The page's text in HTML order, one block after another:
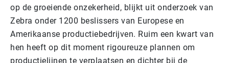
op de groeiende onzekerheid, blijkt uit onderzoek van
Zebra onder 1200 beslissers van Europese en
Amerikaanse productiebedrijven. Ruim een kwart van
hen heeft op dit moment rigoureuze plannen om
productielijnen te verplaatsen en dichter bij de